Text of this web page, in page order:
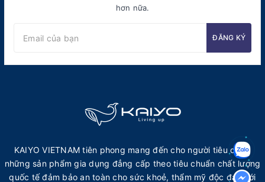
hơn nữa.
ĐĂNG KÝ
KAIYO VIETNAM tiên phong mang đến cho người tiêu dùng
những sản phẩm gia dụng đẳng cấp theo tiêu chuẩn chất lượng
quốc tế đảm bảo an toàn cho sức khoẻ, thẩm mỹ độc đáo với